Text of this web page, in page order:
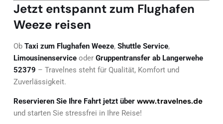
Jetzt entspannt zum Flughafen
Weeze reisen
Ob Taxi zum Flughafen Weeze, Shuttle Service,
Limousinenservice oder Gruppentransfer ab Langerwehe
52379 – Travelnes steht für Qualität, Komfort und
Zuverlässigkeit.
Reservieren Sie Ihre Fahrt jetzt über www.travelnes.de
und starten Sie stressfrei in Ihre Reise!